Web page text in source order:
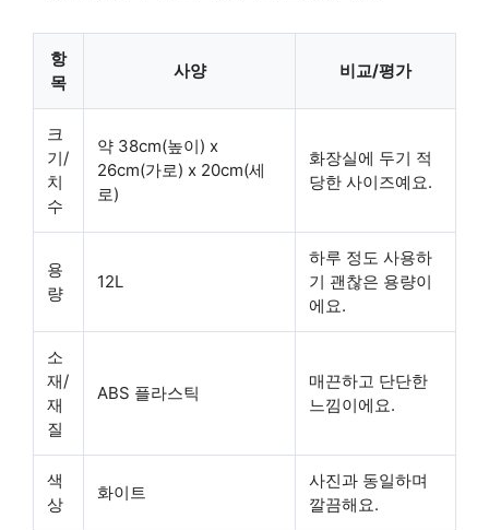
항
목
사양 비교/평가
크
기/
치
수
약 38cm(높이) x
26cm(가로) x 20cm(세
로)
화장실에 두기 적
당한 사이즈예요.
용
량
12L
하루 정도 사용하
기 괜찮은 용량이
에요.
소
재/
재
질
ABS 플라스틱
매끈하고 단단한
느낌이에요.
색
상
화이트
사진과 동일하며
깔끔해요.